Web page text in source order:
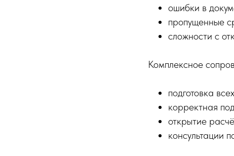
ошибки в
пропущенные
сложности с
Комплексное
подготовка
корректная
открытие
консультации